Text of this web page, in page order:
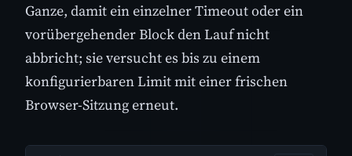
Ganze, damit ein einzelner Timeout oder ein
vorübergehender Block den Lauf nicht
abbricht; sie versucht es bis zu einem
konfigurierbaren Limit mit einer frischen
Browser-Sitzung erneut.